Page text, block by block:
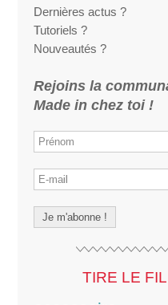
Dernières actus ?
Tutoriels ?
Nouveautés ?
Rejoins la
Made in chez toi !
TIRE LE